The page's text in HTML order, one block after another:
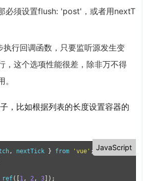
必须设置flush: 'post'，或者用nextT
执行回调函数，只要监听源发生变
，这个选项性能很差，除非万不得
，比如根据列表的长度设置容器的
JavaScript
, nextTick } from 'vue' ;
ref( 1, 2, 3 ) ;